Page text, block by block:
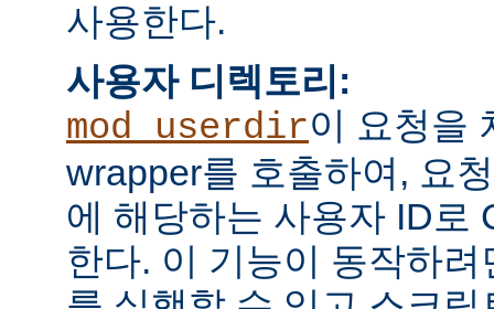
사용한다.
사용자 디렉토리:
mod_userdir이 요청을
wrapper를 호출하여, 요
에 해당하는 사용자 ID로
한다. 이 기능이 동작하